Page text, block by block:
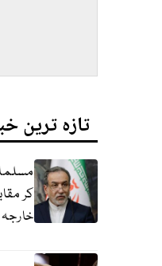
تازہ ترین
کر
خارجہ